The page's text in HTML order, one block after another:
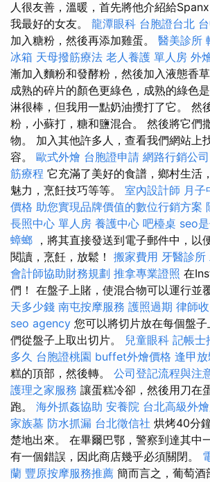
人很友善，溫暖，首先將他介紹給
我最好的女友。 龍潭眼科 台胞證台北
加入糖粉，然後再添加雞蛋。 醫美診所
冰箱 天母撥筋療法 老人養護 單人房 外
漸加入麵粉和發酵粉，然後加入液態香
成熟的碎片的顏色更綠色，成熟的綠色
淋很棒，但我用一點奶油攪打了它。 然
粉，小蘇打，糖和鹽混合。 然後將它們
物。 加入其他許多人，查看我們網站上
容。 歐式外燴 台胞證申請 網路行銷公司
筋療程 它充滿了美好的食譜，鄉村生活
魅力，烹飪技巧等等。 室內設計師 月子
價格 助您實現品牌價值的數位行銷方案
長照中心 單人房 養護中心 吧檯桌 seo
蟑螂 ，將其直接發送到電子郵件中，以
閱讀，烹飪，放鬆！ 搬家費用 牙醫診所
會計師協助財務規劃 推拿專業證照 在
們！ 在盤子上賭，使混合物可以運行並
天多少錢 南屯按摩服務 護照過期 律師
seo agency 您可以將切片放在每個盤
們從盤子上取出切片。 兒童眼科 記帳士
多久 台胞證桃園 buffet外燴價格 逢甲
糕的頂部，然後轉。 公司登記流程與注
護理之家服務 讓蛋糕冷卻，然後用刀在
跑。 海外抓姦協助 安養院 台北高級外
家族墓 防水抓漏 台北徵信社 烘烤40分
楚地出來。 在畢爾巴鄂，警察到達其中
有一個錯誤，因此商店幾乎必須關閉。
蘭 豐原按摩服務推薦 簡而言之，葡萄酒